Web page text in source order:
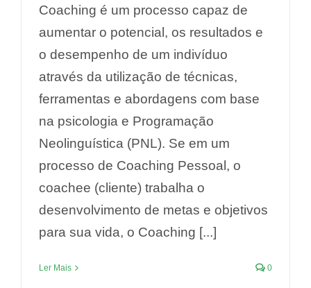
Coaching é um processo capaz de
aumentar o potencial, os resultados e
o desempenho de um indivíduo
através da utilização de técnicas,
ferramentas e abordagens com base
na psicologia e Programação
Neolinguística (PNL). Se em um
processo de Coaching Pessoal, o
coachee (cliente) trabalha o
desenvolvimento de metas e objetivos
para sua vida, o Coaching [...]
Ler Mais 0